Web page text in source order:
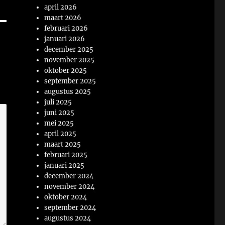
april 2026
maart 2026
februari 2026
januari 2026
december 2025
november 2025
oktober 2025
september 2025
augustus 2025
juli 2025
juni 2025
mei 2025
april 2025
maart 2025
februari 2025
januari 2025
december 2024
november 2024
oktober 2024
september 2024
augustus 2024